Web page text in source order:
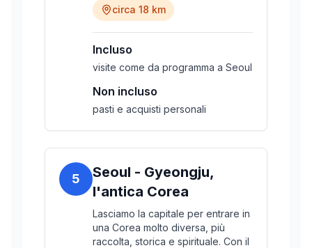
circa 18 km
Incluso
visite come da programma a Seoul
Non incluso
pasti e acquisti personali
5
Seoul - Gyeongju,
l'antica Corea
Lasciamo la capitale per entrare in
una Corea molto diversa, più
raccolta, storica e spirituale. Con il